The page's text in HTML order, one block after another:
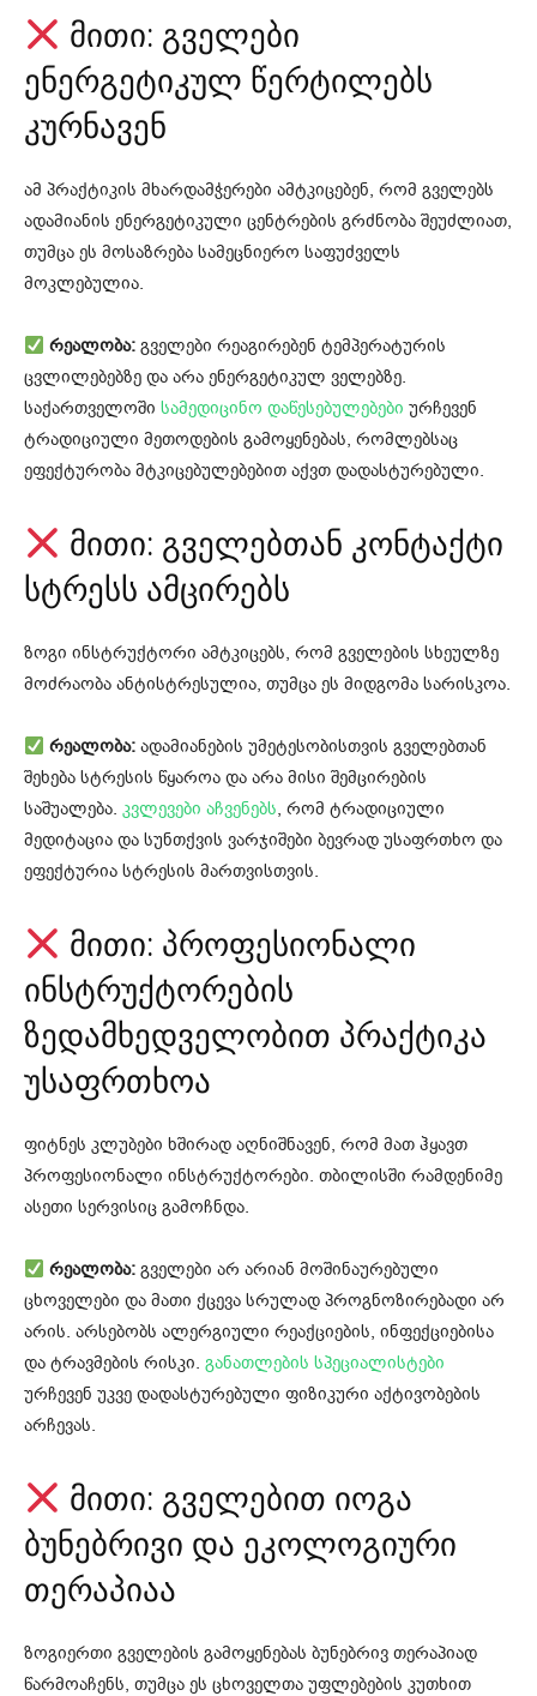
მითი: გველები
ენერგეტიკულ წერტილებს
კურნავენ
ამ პრაქტიკის მხარდამჭერები ამტკიცებენ, რომ გველებს
ადამიანის ენერგეტიკული ცენტრების გრძნობა შეუძლიათ,
თუმცა ეს მოსაზრება სამეცნიერო საფუძველს
მოკლებულია.
რეალობა: გველები რეაგირებენ ტემპერატურის
ცვლილებებზე და არა ენერგეტიკულ ველებზე.
საქართველოში სამედიცინო დაწესებულებები ურჩევენ
ტრადიციული მეთოდების გამოყენებას, რომლებსაც
ეფექტურობა მტკიცებულებებით აქვთ დადასტურებული.
მითი: გველებთან კონტაქტი
სტრესს ამცირებს
ზოგი ინსტრუქტორი ამტკიცებს, რომ გველების სხეულზე
მოძრაობა ანტისტრესულია, თუმცა ეს მიდგომა სარისკოა.
რეალობა: ადამიანების უმეტესობისთვის გველებთან
შეხება სტრესის წყაროა და არა მისი შემცირების
საშუალება. კვლევები აჩვენებს, რომ ტრადიციული
მედიტაცია და სუნთქვის ვარჯიშები ბევრად უსაფრთხო და
ეფექტურია სტრესის მართვისთვის.
მითი: პროფესიონალი
ინსტრუქტორების
ზედამხედველობით პრაქტიკა
უსაფრთხოა
ფიტნეს კლუბები ხშირად აღნიშნავენ, რომ მათ ჰყავთ
პროფესიონალი ინსტრუქტორები. თბილისში რამდენიმე
ასეთი სერვისიც გამოჩნდა.
რეალობა: გველები არ არიან მოშინაურებული
ცხოველები და მათი ქცევა სრულად პროგნოზირებადი არ
არის. არსებობს ალერგიული რეაქციების, ინფექციებისა
და ტრავმების რისკი. განათლების სპეციალისტები
ურჩევენ უკვე დადასტურებული ფიზიკური აქტივობების
არჩევას.
მითი: გველებით იოგა
ბუნებრივი და ეკოლოგიური
თერაპიაა
ზოგიერთი გველების გამოყენებას ბუნებრივ თერაპიად
წარმოაჩენს, თუმცა ეს ცხოველთა უფლებების კუთხით